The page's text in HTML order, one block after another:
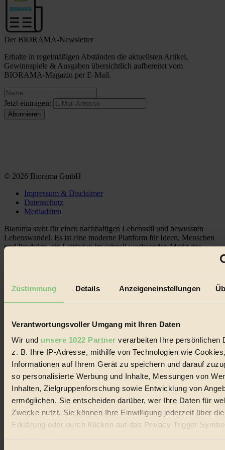
Zustimmung Details Anzeigeneinstellungen
Verantwortungsvoller Umgang mit Ihren Daten
Wir und unsere 1022 Partner verarbeiten Ihre persönlichen
z. B. Ihre IP-Adresse, mithilfe von Technologien wie
Informationen auf Ihrem Gerät zu speichern und darauf
so personalisierte Werbung und Inhalte, Messungen von
Inhalten, Zielgruppenforschung sowie Entwicklung von
ermöglichen. Sie entscheiden darüber, wer Ihre Daten für
Zwecke nutzt. Sie können Ihre Einwilligung jederzeit über
Erklärung oder durch Klicken auf das Privacy Trigger
Der BIORAMA-Newsletter
Erhalte in regelmäßigen Abständen die aktuellsten Artikel,
Gewinnspiele & Ausgaben übersichtlich aufbereitet vom
BIORAMA-Magazin per E-Mail.
Jetzt eintragen:
© 2026 Biorama GmbH
Impressum & Disclaimer
Datenschutz
Mediadaten
Biorama steht für einen nachhaltigen Lebensstil und bewussten
Lebenswandel. Es ist eine moderne Plattform für Ideen, Menschen
und Produkte, ein Leitfaden im schnell wachsenden Markt des
22.601 Fans auf Facebook
Nachhaltigkeit
Vegan